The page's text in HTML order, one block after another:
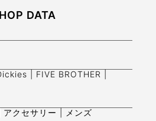
DATA
| FIVE BROTHER |
クセサリー | メンズ